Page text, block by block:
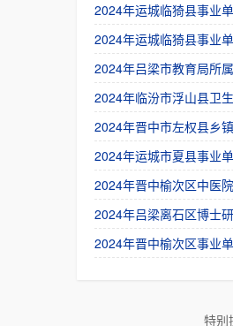
2024年运城临猗县事业
2024年运城临猗县事业
2024年吕梁市教育局所
2024年临汾市浮山县卫
2024年晋中市左权县乡
2024年运城市夏县事业
2024年晋中榆次区中医
2024年吕梁离石区博士
2024年晋中榆次区事业
特别